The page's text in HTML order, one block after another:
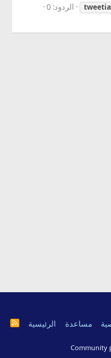
الردود: 0
مساعدة الرئيسية
R
Community